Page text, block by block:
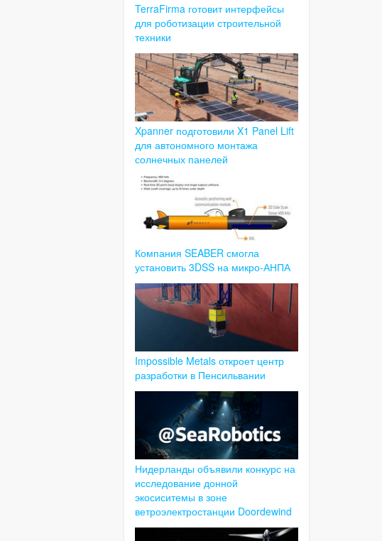
TerraFirma готовит интерфейсы
для роботизации строительной
техники
Xpanner подготовили X1 Panel Lift
для автономного монтажа
солнечных панелей
Компания SEABER смогла
установить 3DSS на микро-АНПА
Impossible Metals откроет центр
разработки в Пенсильвании
Нидерланды объявили конкурс на
исследование донной
экосиситемы в зоне
ветроэлектростанции Doordewind